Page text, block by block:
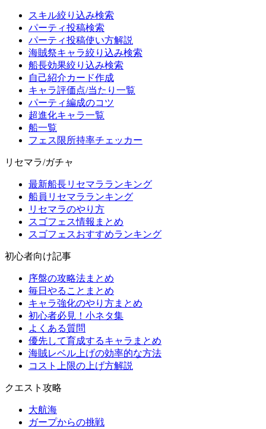
スキル絞り込み検索
パーティ投稿検索
パーティ投稿使い方解説
海賊祭キャラ絞り込み検索
船長効果絞り込み検索
自己紹介カード作成
キャラ評価点/当たり一覧
パーティ編成のコツ
超進化キャラ一覧
船一覧
フェス限所持率チェッカー
リセマラ/ガチャ
最新船長リセマラランキング
船員リセマラランキング
リセマラのやり方
スゴフェス情報まとめ
スゴフェスおすすめランキング
初心者向け記事
序盤の攻略法まとめ
毎日やることまとめ
キャラ強化のやり方まとめ
初心者必見！小ネタ集
よくある質問
優先して育成するキャラまとめ
海賊レベル上げの効率的な方法
コスト上限の上げ方解説
クエスト攻略
大航海
ガープからの挑戦